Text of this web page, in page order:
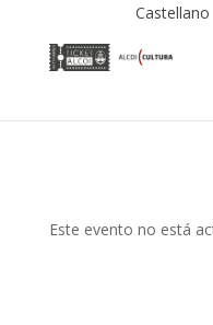
Castellano
Este evento no está